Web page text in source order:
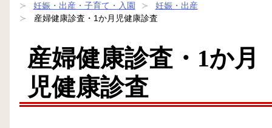
妊娠・出産・子育て・入園
妊娠・出産
産婦健康診査・1か月児健康診査
産婦健康診査・1か月
児健康診査